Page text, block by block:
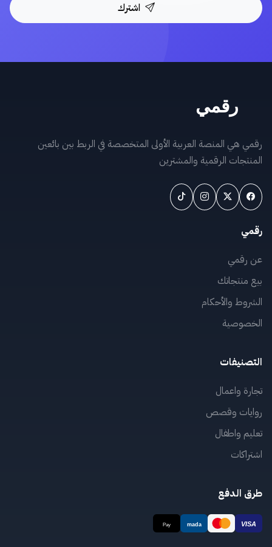
اشترك
رقمي هي المنصة العربية الأولى المتخصصة في الربط بين بائعين
المنتجات الرقمية والمشترين
رقمي
عن رقمي
بيع منتجاتك
الشروط والأحكام
الخصوصية
التصنيفات
تجارة واعمال
روايات وقصص
تعليم واطفال
اشتراكات
طرق الدفع